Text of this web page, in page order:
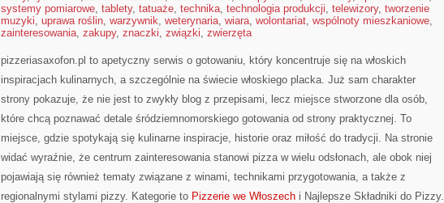
systemy pomiarowe, tablety, tatuaże, technika, technologia produkcji, telewizory, tworzenie
muzyki, uprawa roślin, warzywnik, weterynaria, wiara, wolontariat, wspólnoty mieszkaniowe,
zainteresowania, zakupy, znaczki, związki, zwierzęta
pizzeriasaxofon.pl to apetyczny serwis o gotowaniu, który koncentruje się na włoskich
inspiracjach kulinarnych, a szczególnie na świecie włoskiego placka. Już sam charakter
strony pokazuje, że nie jest to zwykły blog z przepisami, lecz miejsce stworzone dla osób,
które chcą poznawać detale śródziemnomorskiego gotowania od strony praktycznej. To
miejsce, gdzie spotykają się kulinarne inspiracje, historie oraz miłość do tradycji. Na stronie
widać wyraźnie, że centrum zainteresowania stanowi pizza w wielu odsłonach, ale obok niej
pojawiają się również tematy związane z winami, technikami przygotowania, a także z
regionalnymi stylami pizzy. Kategorie to Pizzerie we Włoszech i Najlepsze Składniki do Pizzy.